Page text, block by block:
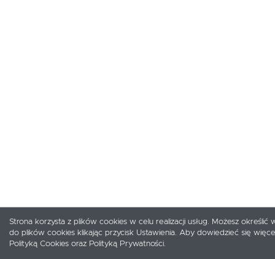
Strona korzysta z plików cookies w celu realizacji usług. Możesz
do plików cookies klikając przycisk Ustawienia. Aby dowiedzieć się
Polityką Cookies oraz Polityką Prywatności.